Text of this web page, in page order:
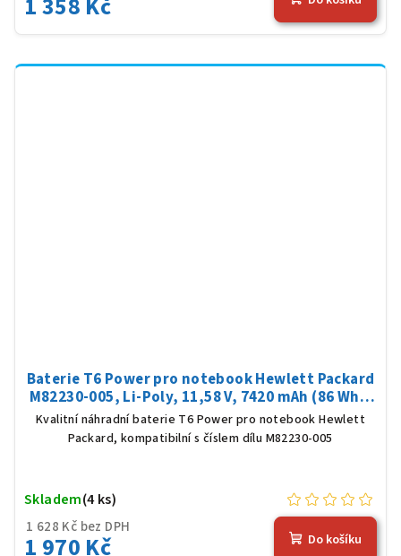
1 358 Kč
Baterie T6 Power pro notebook Hewlett Packard
M82230-005, Li-Poly, 11,58 V, 7420 mAh (86 Wh),
černá
Kvalitní náhradní baterie T6 Power pro notebook Hewlett
Packard, kompatibilní s číslem dílu M82230-005
1 628 Kč bez DPH
1 970 Kč
Skladem(4 ks)
Do košíku